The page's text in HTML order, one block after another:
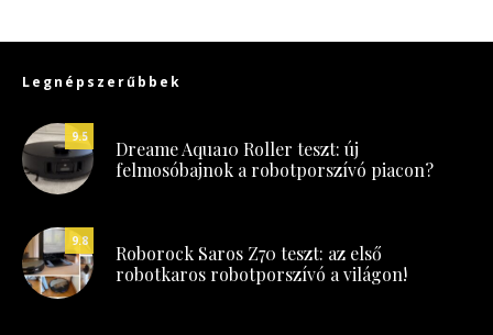
Legnépszerűbbek
9.5
Dreame Aqua10 Roller teszt: új
felmosóbajnok a robotporszívó piacon?
9.8
Roborock Saros Z70 teszt: az első
robotkaros robotporszívó a világon!